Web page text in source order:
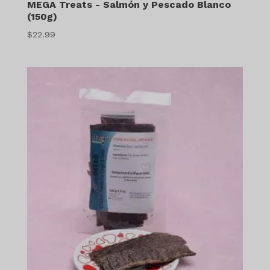
MEGA Treats - Salmón y Pescado Blanco
(150g)
$22.99